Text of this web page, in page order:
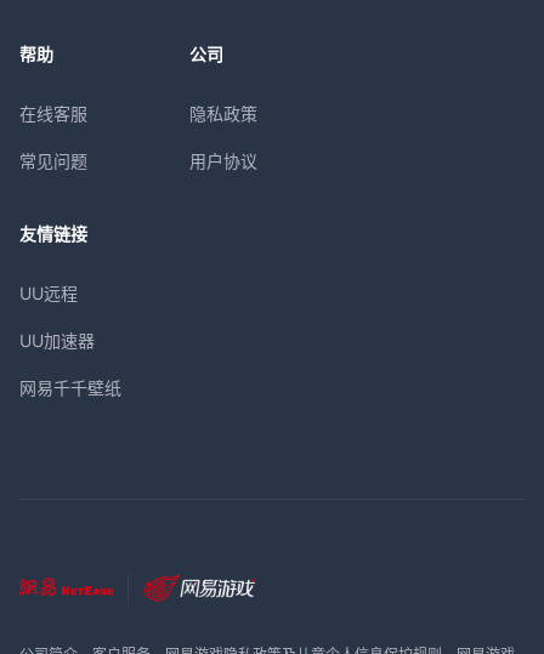
帮助
在线客服
常见问题
公司
隐私政策
用户协议
友情链接
UU远程
UU加速器
网易千千壁纸